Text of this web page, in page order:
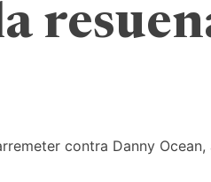
contra Danny